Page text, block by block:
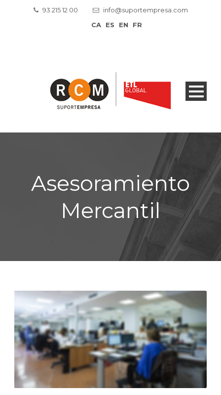
93 215 12 00
info@suportempresa.com
CA
ES EN FR
Asesoramiento
Mercantil